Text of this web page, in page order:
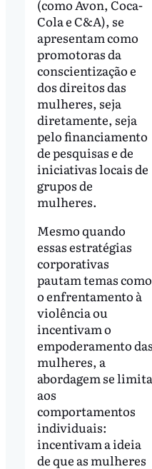
(como Avon, Coca-
Cola e C&A), se
apresentam como
promotoras da
conscientização e
dos direitos das
mulheres, seja
diretamente, seja
pelo financiamento
de pesquisas e de
iniciativas locais de
grupos de
mulheres.
Mesmo quando
essas estratégias
corporativas
pautam temas como
o enfrentamento à
violência ou
incentivam o
empoderamento das
mulheres, a
abordagem se limita
aos
comportamentos
individuais:
incentivam a ideia
de que as mulheres